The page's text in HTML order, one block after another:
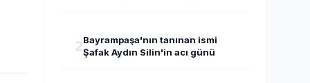
2Bayrampaşa'nın tanınan ismi
Şafak Aydın Silin'in acı günü